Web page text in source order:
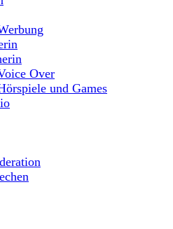
Over
und Games